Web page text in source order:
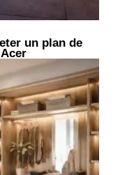
un plan de